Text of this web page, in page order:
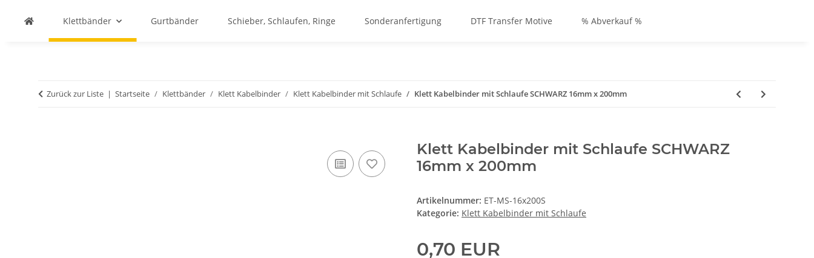
Klettbänder Gurtbänder Schieber, Schlaufen, Ringe Sonderanfertigung DTF Transfer Motive % Abverkauf %
Zurück zur Liste Startseite Klettbänder Klett Kabelbinder Klett Kabelbinder mit Schlaufe Klett Kabelbinder mit Schlaufe SCHWARZ 16mm x 200mm
Klett Kabelbinder mit Schlaufe SCHWARZ
16mm x 200mm
Artikelnummer: ET-MS-16x200S
Kategorie: Klett Kabelbinder mit Schlaufe
0,70 EUR